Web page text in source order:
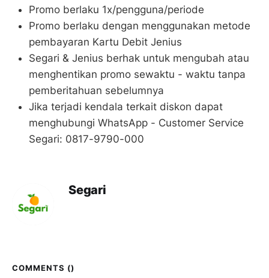
Promo berlaku 1x/pengguna/periode
Promo berlaku dengan menggunakan metode
pembayaran Kartu Debit Jenius
Segari & Jenius berhak untuk mengubah atau
menghentikan promo sewaktu - waktu tanpa
pemberitahuan sebelumnya
Jika terjadi kendala terkait diskon dapat
menghubungi WhatsApp - Customer Service
Segari: 0817-9790-000
Segari
COMMENTS ()